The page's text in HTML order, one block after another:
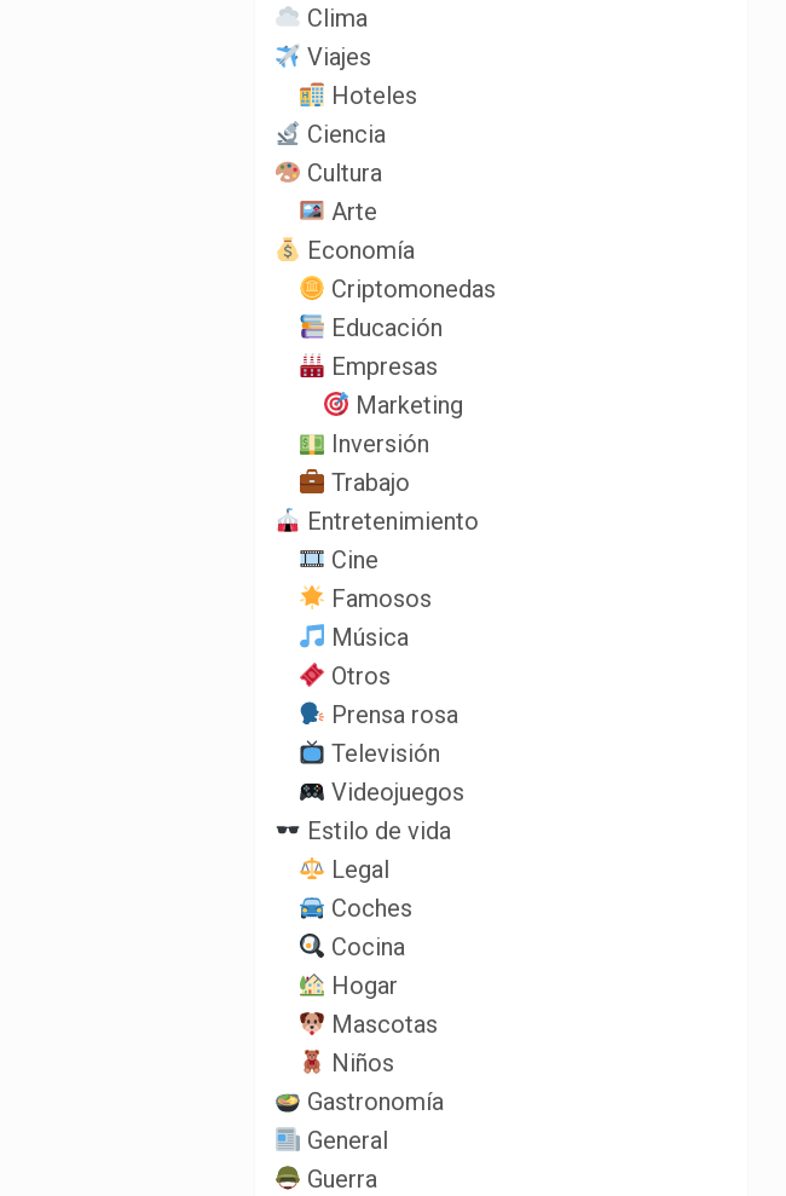
Clima
Viajes
Hoteles
Ciencia
Cultura
Arte
Economía
Criptomonedas
Educación
Empresas
Marketing
Inversión
Trabajo
Entretenimiento
Cine
Famosos
Música
Otros
Prensa rosa
Televisión
Videojuegos
Estilo de vida
Legal
Coches
Cocina
Hogar
Mascotas
Niños
Gastronomía
General
Guerra